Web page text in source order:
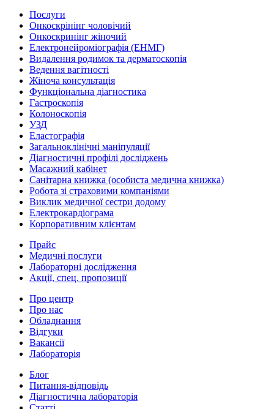
Послуги
Онкоскрінінг чоловічий
Онкоскринінг жіночий
Електронейроміографія (ЕНМГ)
Видалення родимок та дерматоскопія
Ведення вагітності
Жіноча консультація
Функціональна діагностика
Гастроскопія
Колоноскопія
УЗД
Еластографія
Загальноклінічні маніпуляції
Діагностичні профілі досліджень
Масажний кабінет
Санітарна книжка (особиста медична книжка)
Робота зі страховими компаніями
Виклик медичної сестри додому
Електрокардіограма
Корпоративним клієнтам
Прайс
Медичні послуги
Лабораторні дослідження
Акції, спец. пропозиції
Про центр
Про нас
Обладнання
Відгуки
Вакансії
Лабораторія
Блог
Питання-відповідь
Діагностична лабораторія